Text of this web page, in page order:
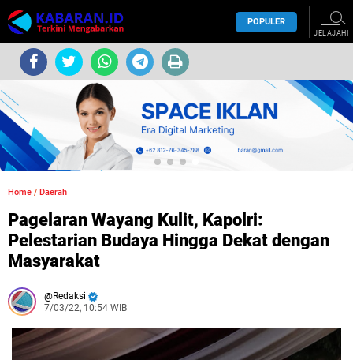
POPULER
JELAJAHI
Home / Daerah
Pagelaran Wayang Kulit, Kapolri:
Pelestarian Budaya Hingga Dekat dengan
Masyarakat
Redaksi
7/03/22, 10:54 WIB